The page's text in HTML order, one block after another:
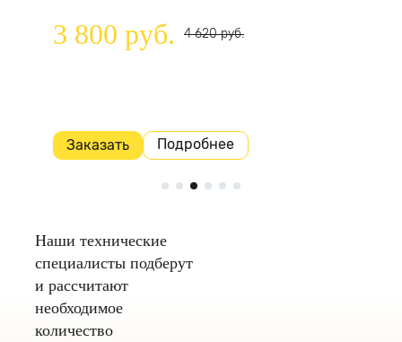
3 800 руб. 4 620 руб.
Заказать Подробнее
Наши технические
специалисты подберут
и рассчитают
необходимое
количество